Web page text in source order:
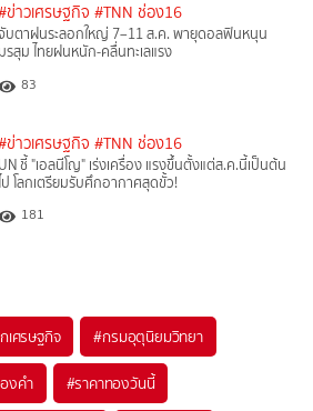
ข่าวเศรษฐกิจ #TNN ช่อง16
บตาฝนระลอกใหญ่ 7–11 ส.ค. พายุดอลฟินหนุน
มรสุม ไทยฝนหนัก-คลื่นทะเลแรง
83
ข่าวเศรษฐกิจ #TNN ช่อง16
UN ชี้ "เอลนีโญ" เร่งเครื่อง แรงขึ้นตั้งแต่ส.ค.นี้เป็นต้น
ไป โลกเตรียมรับศึกอากาศสุดขั้ว!
181
เศรษฐกิจ #กรมอุตุนิยมวิทยา
งคำ #ราคาทองวันนี้